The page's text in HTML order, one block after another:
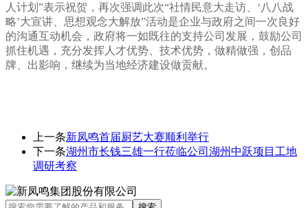
人计划”表示祝贺，再次强调此次“社情民意大走访、‘八八战
略’大宣讲、思想观念大解放”活动是企业与政府之间一次良好
的沟通互动机会，政府将一如既往的支持公司发展，鼓励公司
抓住机遇，充分发挥人才优势、技术优势，做精做强，创品
牌、出影响，继续为当地经济建设做贡献。
上一条新凤鸣首届厨艺大赛顺利举行
下一条湖州市长钱三雄一行莅临公司湖州中跃项目工地
调研考察